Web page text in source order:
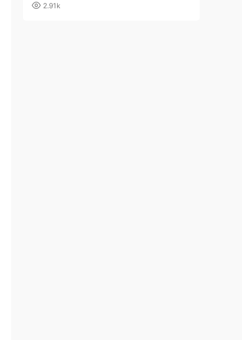
2.91k